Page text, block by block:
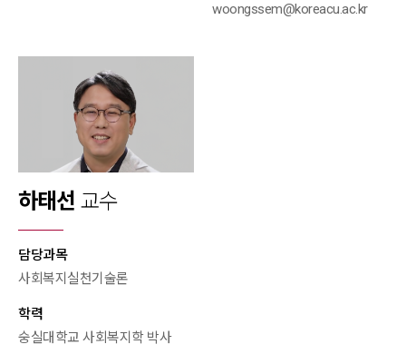
woongssem@koreacu.ac.kr
하태선 교수
담당과목
사회복지실천기술론
학력
숭실대학교 사회복지학 박사